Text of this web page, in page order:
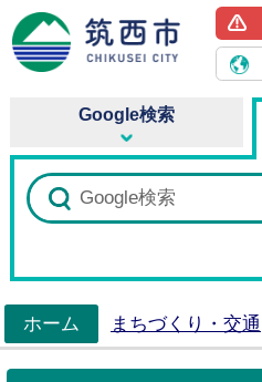
Google検索
ホーム
まちづくり・交通